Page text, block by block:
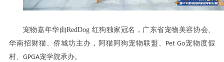
宠物嘉年华由RedDog 红狗独家冠名 ，广东省宠物美容协会、
华南招财猫、侨城坊主办 ，阿猫阿狗宠物联盟、 Pet Go宠物度假
村、 GPGA宠学院承办。